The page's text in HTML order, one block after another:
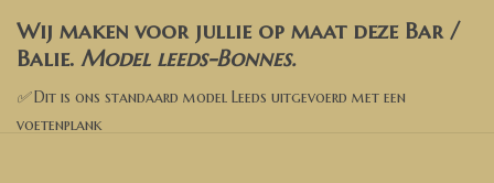
Wij maken voor jullie op maat deze Bar /
Balie. Model leeds-Bonnes.
✅Dit is ons standaard model Leeds uitgevoerd met een
voetenplank